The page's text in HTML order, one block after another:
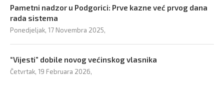
Pametni nadzor u Podgorici: Prve kazne već prvog dana
rada sistema
Ponedjeljak, 17 Novembra 2025,
“Vijesti” dobile novog većinskog vlasnika
Četvrtak, 19 Februara 2026,